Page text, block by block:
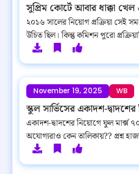
সুপ্রিম কোর্টে আবার ধাক্কা
২০১৬ সালের নিয়োগ প্রক্রিয়া সেই
উচিত ছিল। কিন্তু কমিশন পুরো
November 19, 2025 WB
স্কুল সার্ভিসের একাদশ-
একাদশ-দ্বাদশের নিয়োগে ফুল মার্ক্স
অযোগ্যরাও কেন তালিকায়?? প্রশ্ন